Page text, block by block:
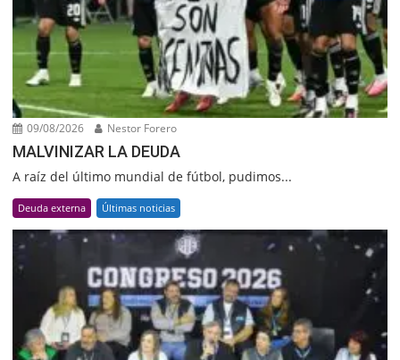
09/08/2026 Nestor Forero
MALVINIZAR LA DEUDA
A raíz del último mundial de fútbol, pudimos...
Deuda externa Últimas noticias